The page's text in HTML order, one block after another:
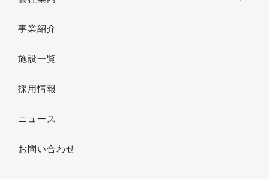
事業紹介
施設一覧
採用情報
ニュース
お問い合わせ